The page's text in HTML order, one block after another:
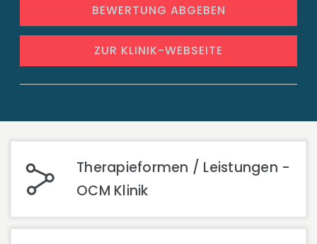
BEWERTUNG ABGEBEN
ZUR KLINIK-WEBSEITE
Therapieformen / Leistungen -
OCM Klinik